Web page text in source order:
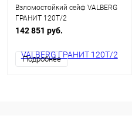
Взломостойкий сейф VALBERG
ГРАНИТ 120Т/2
142 851 руб.
Подробнее